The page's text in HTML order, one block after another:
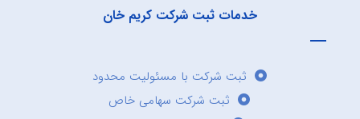
خدمات ثبت شرکت کریم خان
ثبت شرکت با مسئولیت محدود
ثبت شرکت سهامی خاص